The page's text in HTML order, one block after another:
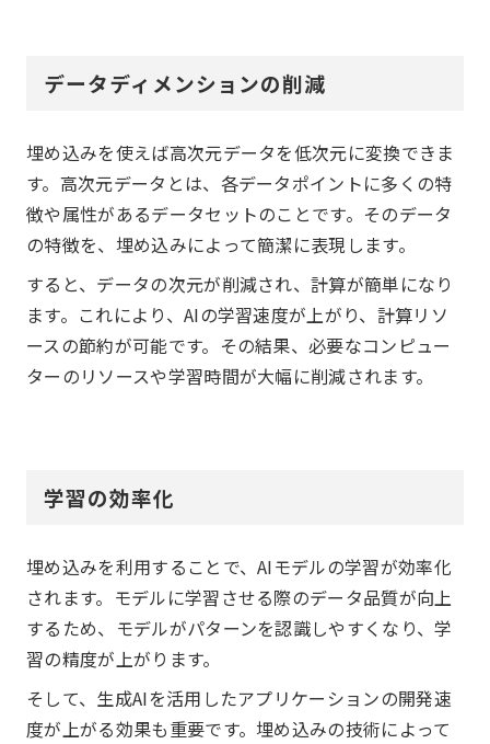
データディメンションの削減
埋め込みを使えば高次元データを低次元に変換できま
す。高次元データとは、各データポイントに多くの特
徴や属性があるデータセットのことです。そのデータ
の特徴を、埋め込みによって簡潔に表現します。
すると、データの次元が削減され、計算が簡単になり
ます。これにより、AIの学習速度が上がり、計算リソ
ースの節約が可能です。その結果、必要なコンピュー
ターのリソースや学習時間が大幅に削減されます。
学習の効率化
埋め込みを利用することで、AIモデルの学習が効率化
されます。モデルに学習させる際のデータ品質が向上
するため、モデルがパターンを認識しやすくなり、学
習の精度が上がります。
そして、生成AIを活用したアプリケーションの開発速
度が上がる効果も重要です。埋め込みの技術によって